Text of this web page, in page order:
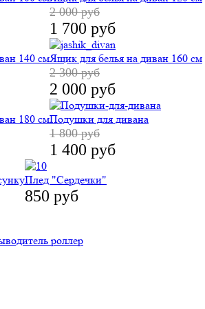
2 000 руб
1 700 руб
140 смЯщик для белья на диван 160 см
2 300 руб
2 000 руб
180 смПодушки для дивана
1 800 руб
1 400 руб
Плед "Сердечки"
850 руб
роллер